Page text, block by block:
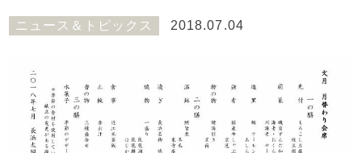
ニュース＆トピックス 2018.07.04